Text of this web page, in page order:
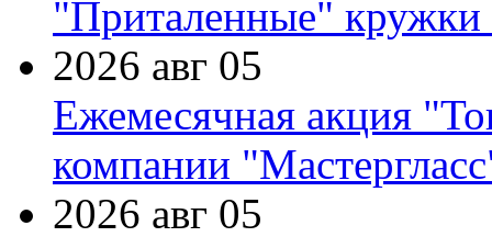
"Приталенные" кружки
2026 авг 05
Ежемесячная акция
компании
2026 авг 05